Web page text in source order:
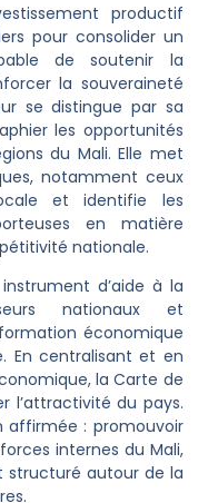
productif
pour consolider un
de soutenir la
la souveraineté
se distingue par sa
les opportunités
du Mali. Elle met
notamment ceux
et identifie les
en matière
nationale.
d’aide à la
nationaux et
économique
En centralisant et en
la Carte de
l’attractivité du pays.
affirmée : promouvoir
internes du Mali,
structuré autour de la